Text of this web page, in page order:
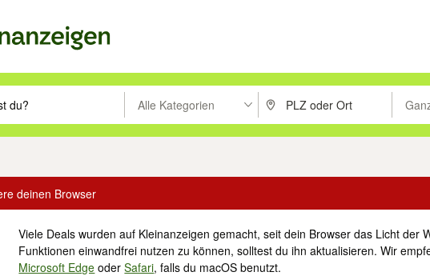
Eingabetaste drücken um zu suchen, oder Vorschläge mit den Pfeiltasten
Alle Kategorien PLZ oder Ort eingeben.
deinen Browser
Viele Deals wurden auf Kleinanzeigen gemacht, seit dein Browser das Licht der
Funktionen einwandfrei nutzen zu können, solltest du ihn aktualisieren. Wir
Microsoft Edge oderSafari, falls du macOS benutzt.